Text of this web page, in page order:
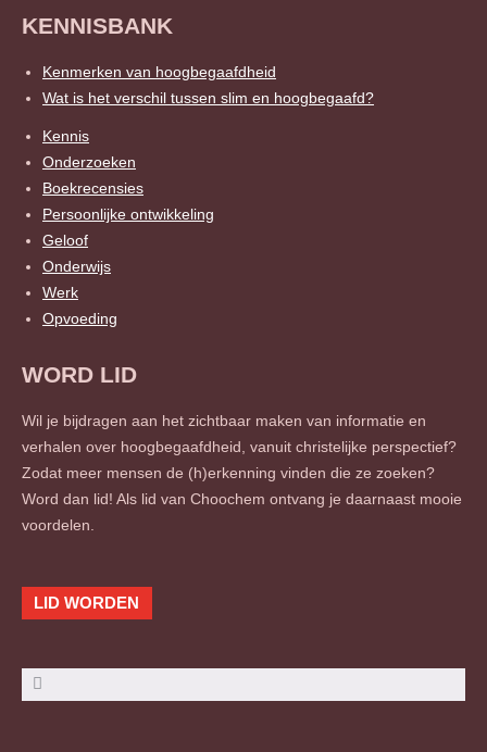
KENNISBANK
Kenmerken van hoogbegaafdheid
Wat is het verschil tussen slim en hoogbegaafd?
Kennis
Onderzoeken
Boekrecensies
Persoonlijke ontwikkeling
Geloof
Onderwijs
Werk
Opvoeding
WORD LID
Wil je bijdragen aan het zichtbaar maken van informatie en
verhalen over hoogbegaafdheid, vanuit christelijke perspectief?
Zodat meer mensen de (h)erkenning vinden die ze zoeken?
Word dan lid! Als lid van Choochem ontvang je daarnaast mooie
voordelen.
LID WORDEN
Zoeken
Zoeken